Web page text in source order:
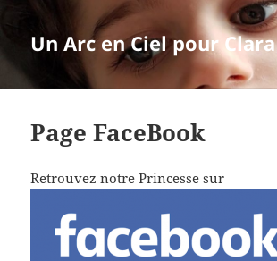
Un Arc en Ciel pour Clara
Page FaceBook
Retrouvez notre Princesse sur